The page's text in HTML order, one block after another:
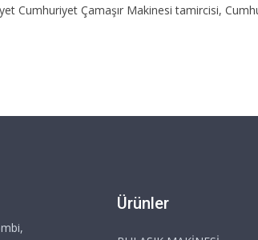
Cumhuriyet Çamaşır Makinesi tamircisi,
Ürünler